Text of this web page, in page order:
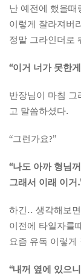
난 예전에 했을
이렇게 잘라져버
정말 그라인더로
“이거 너가 못한
반장님이 마침
고 말씀하셨다.
“그런가요?”
“나도 아까 형님
그래서 이래 이거
하긴.. 생각해보면
이전에 타일자를
요즘 유독 이렇게
“내꺼 옆에 있으